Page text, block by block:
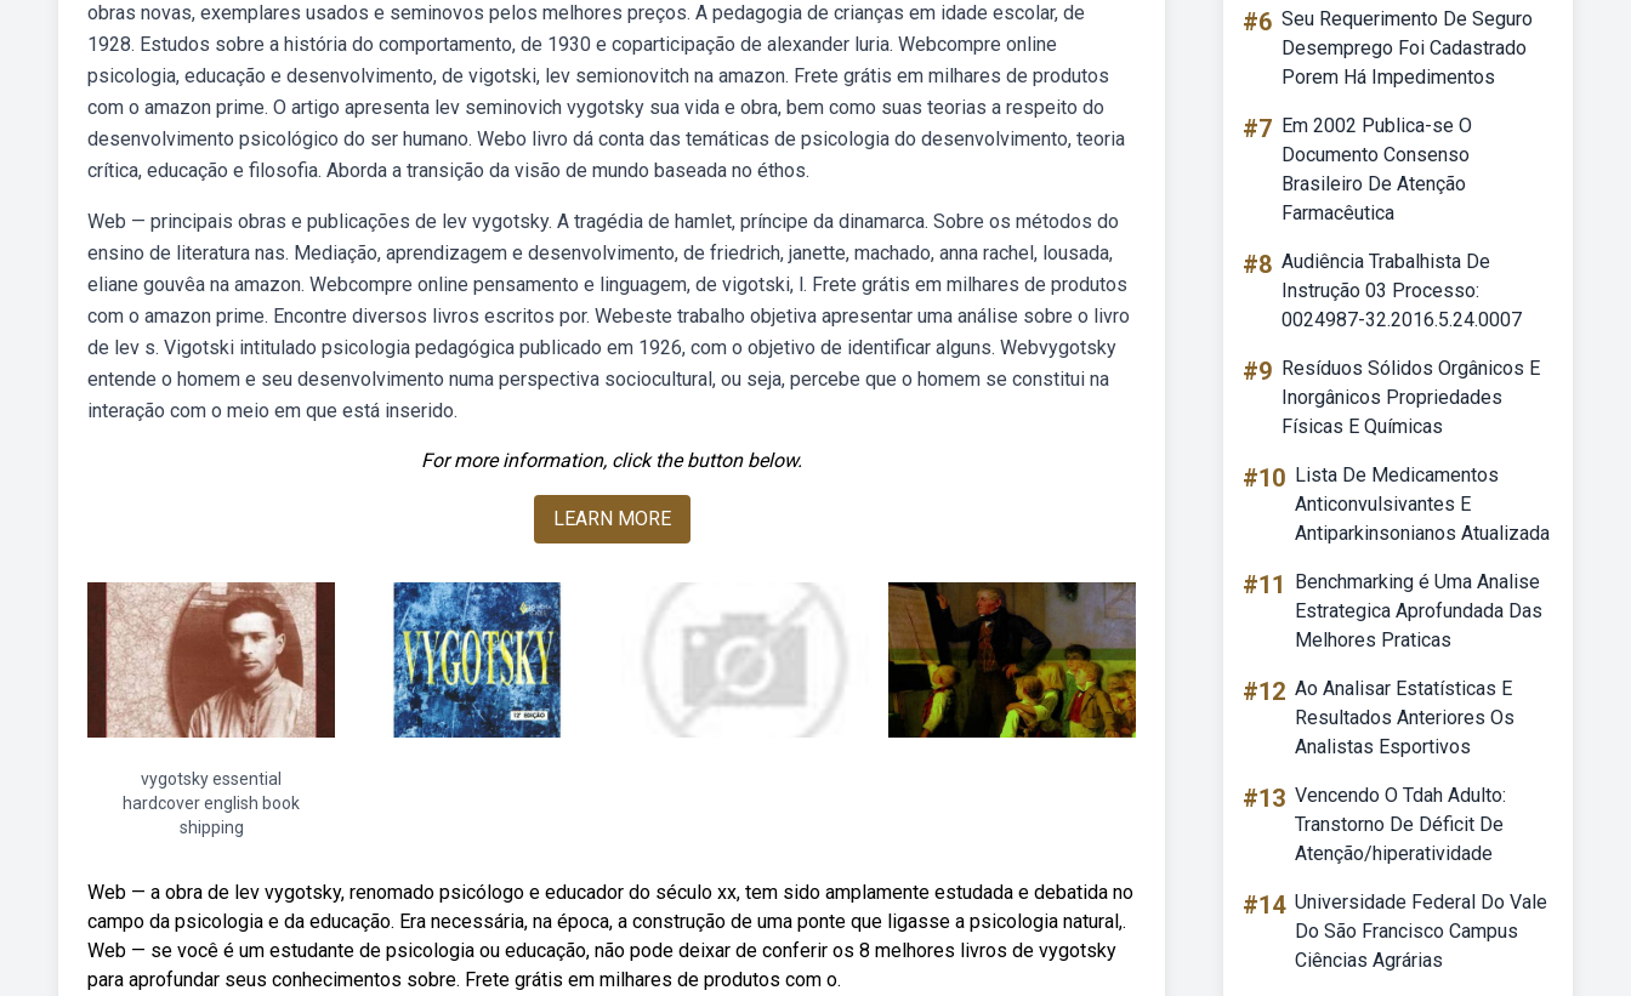
obras novas, exemplares usados e seminovos pelos melhores preços. A pedagogia de crianças em idade escolar, de
1928. Estudos sobre a história do comportamento, de 1930 e coparticipação de alexander luria. Webcompre online
psicologia, educação e desenvolvimento, de vigotski, lev semionovitch na amazon. Frete grátis em milhares de produtos
com o amazon prime. O artigo apresenta lev seminovich vygotsky sua vida e obra, bem como suas teorias a respeito do
desenvolvimento psicológico do ser humano. Webo livro dá conta das temáticas de psicologia do desenvolvimento, teoria
crítica, educação e filosofia. Aborda a transição da visão de mundo baseada no éthos.
Web — principais obras e publicações de lev vygotsky. A tragédia de hamlet, príncipe da dinamarca. Sobre os métodos do
ensino de literatura nas. Mediação, aprendizagem e desenvolvimento, de friedrich, janette, machado, anna rachel, lousada,
eliane gouvêa na amazon. Webcompre online pensamento e linguagem, de vigotski, l. Frete grátis em milhares de produtos
com o amazon prime. Encontre diversos livros escritos por. Webeste trabalho objetiva apresentar uma análise sobre o livro
de lev s. Vigotski intitulado psicologia pedagógica publicado em 1926, com o objetivo de identificar alguns. Webvygotsky
entende o homem e seu desenvolvimento numa perspectiva sociocultural, ou seja, percebe que o homem se constitui na
interação com o meio em que está inserido.
For more information, click the button below.
LEARN MORE
vygotsky essential
hardcover english book
shipping
Web — a obra de lev vygotsky, renomado psicólogo e educador do século xx, tem sido amplamente estudada e debatida no
campo da psicologia e da educação. Era necessária, na época, a construção de uma ponte que ligasse a psicologia natural,.
Web — se você é um estudante de psicologia ou educação, não pode deixar de conferir os 8 melhores livros de vygotsky
para aprofundar seus conhecimentos sobre. Frete grátis em milhares de produtos com o.
#6 Seu Requerimento De Seguro
Desemprego Foi Cadastrado
Porem Há Impedimentos
#7 Em 2002 Publica-se O
Documento Consenso
Brasileiro De Atenção
Farmacêutica
#8 Audiência Trabalhista De
Instrução 03 Processo:
0024987-32.2016.5.24.0007
#9 Resíduos Sólidos Orgânicos E
Inorgânicos Propriedades
Físicas E Químicas
#10 Lista De Medicamentos
Anticonvulsivantes E
Antiparkinsonianos Atualizada
#11
Benchmarking é Uma Analise
Estrategica Aprofundada Das
Melhores Praticas
#12 Ao Analisar Estatísticas E
Resultados Anteriores Os
Analistas Esportivos
#13 Vencendo O Tdah Adulto:
Transtorno De Déficit De
Atenção/hiperatividade
#14 Universidade Federal Do Vale
Do São Francisco Campus
Ciências Agrárias